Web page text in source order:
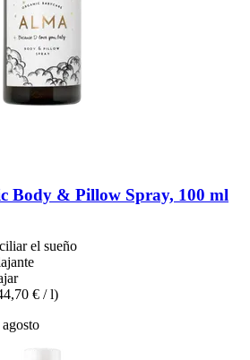
Body & Pillow Spray, 100 ml
el sueño
€ / l)